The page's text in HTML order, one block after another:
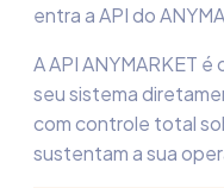
entra a API do
A API ANYMARKET
seu sistema
com controle total
sustentam a sua